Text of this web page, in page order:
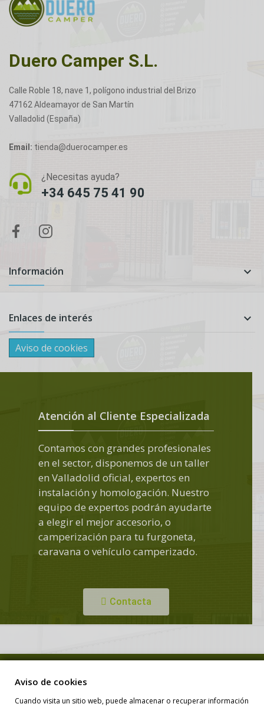
Duero Camper S.L.
Calle Roble 18, nave 1, polígono industrial del Brizo
47162 Aldeamayor de San Martín
Valladolid (España)
Email: tienda@duerocamper.es
¿Necesitas ayuda?
+34 645 75 41 90
Información 
Enlaces de interés 
Aviso de cookies
Atención al Cliente Especializada
Contamos con grandes profesionales
en el sector, disponemos de un taller
en Valladolid oficial, expertos en
instalación y homologación. Nuestro
equipo de expertos podrán ayudarte
a elegir el mejor accesorio, o
camperización para tu furgoneta,
caravana o vehículo camperizado.
Contacta
Aviso de cookies
Cuando visita un sitio web, puede almacenar o recuperar información